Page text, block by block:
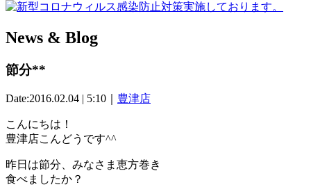
News & Blog
節分**
Date:2016.02.04 | 5:10｜ 豊津店
こんにちは！
豊津店こんどうです^^
昨日は節分、みなさま恵方巻き
食べましたか？